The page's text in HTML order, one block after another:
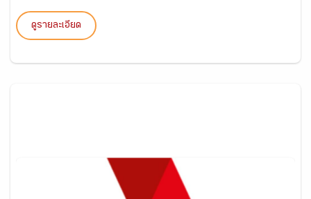
ดูรายละเอียด